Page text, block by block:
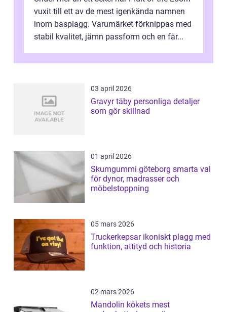
vuxit till ett av de mest igenkända namnen
inom basplagg. Varumärket förknippas med
stabil kvalitet, jämn passform och en fär...
03 april 2026
Gravyr täby personliga detaljer
som gör skillnad
01 april 2026
Skumgummi göteborg smarta val
för dynor, madrasser och
möbelstoppning
05 mars 2026
Truckerkepsar ikoniskt plagg med
funktion, attityd och historia
02 mars 2026
Mandolin kökets mest